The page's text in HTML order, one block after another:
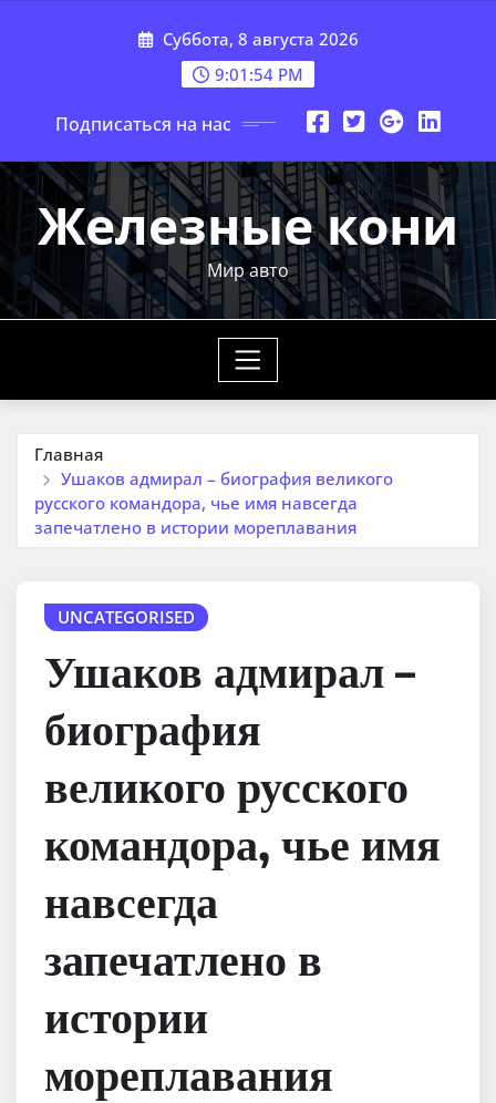
Суббота, 8 августа 2026
9:01:55 PM
Подписаться на нас
Железные кони
Мир авто
Главная
Ушаков адмирал – биография великого
русского командора, чье имя навсегда
запечатлено в истории мореплавания
UNCATEGORISED
Ушаков адмирал –
биография
великого русского
командора, чье имя
навсегда
запечатлено в
истории
мореплавания